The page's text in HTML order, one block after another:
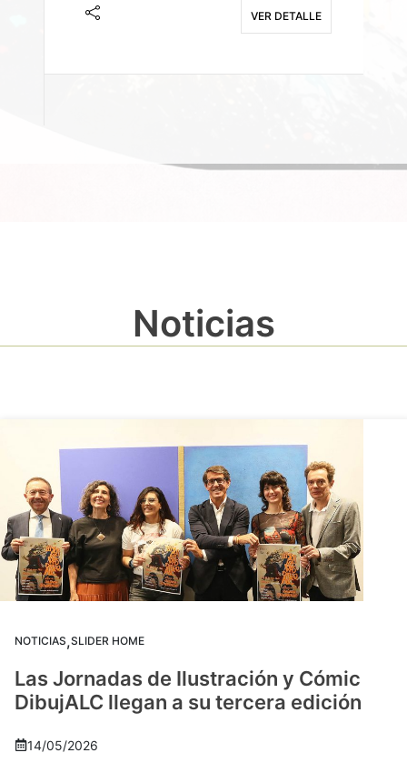
VER DETALLE
Noticias
NOTICIAS,SLIDER HOME
Las Jornadas de Ilustración y Cómic
DibujALC llegan a su tercera edición
14/05/2026